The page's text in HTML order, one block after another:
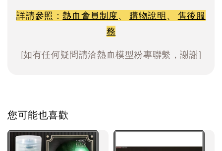
詳請參照：熱血會員制度、 購物說明、 售後服
務
[如有任何疑問請洽熱血模型粉專聯繫，謝謝]
您可能也喜歡